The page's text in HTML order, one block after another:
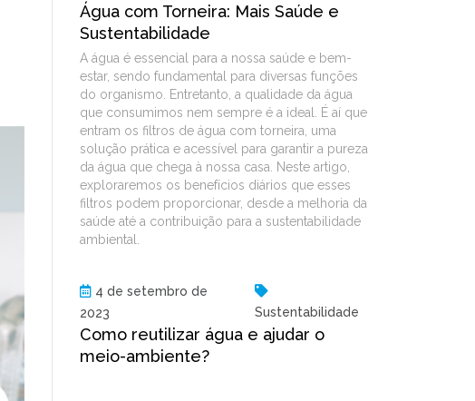
Água com Torneira: Mais Saúde e
Sustentabilidade
A água é essencial para a nossa saúde e bem-
estar, sendo fundamental para diversas funções
do organismo. Entretanto, a qualidade da água
que consumimos nem sempre é a ideal. É aí que
entram os filtros de água com torneira, uma
solução prática e acessível para garantir a pureza
da água que chega à nossa casa. Neste artigo,
exploraremos os benefícios diários que esses
filtros podem proporcionar, desde a melhoria da
saúde até a contribuição para a sustentabilidade
ambiental.
4 de setembro de
2023
Sustentabilidade
Como reutilizar água e ajudar o
meio-ambiente?